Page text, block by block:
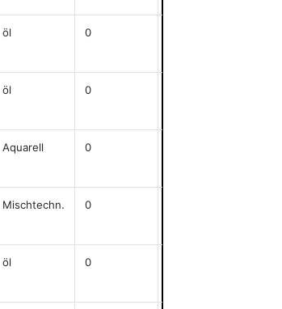
öl 0
öl 0
Aquarell 0
Mischtechn. 0
öl 0